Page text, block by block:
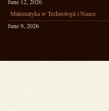
Matematyka w Technologii i Nauce
June 9, 2026